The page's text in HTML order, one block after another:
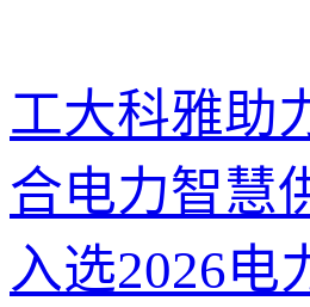
工大科雅助
合电力智慧
入选2026电